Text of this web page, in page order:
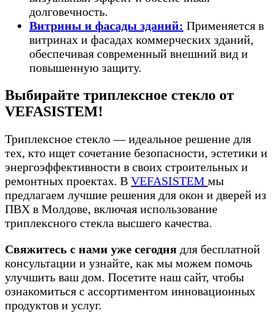
долговечность.
Витрины и фасады зданий: Применяется в
витринах и фасадах коммерческих зданий,
обеспечивая современный внешний вид и
повышенную защиту.
Выбирайте триплексное стекло от
VEFASISTEM!
Триплексное стекло — идеальное решение для
тех, кто ищет сочетание безопасности, эстетики и
энергоэффективности в своих строительных и
ремонтных проектах. В VEFASISTEM мы
предлагаем лучшие решения для окон и дверей из
ПВХ в Молдове, включая использование
триплексного стекла высшего качества.
Свяжитесь с нами уже сегодня для бесплатной
консультации и узнайте, как мы можем помочь
улучшить ваш дом. Посетите наш сайт, чтобы
ознакомиться с ассортиментом инновационных
продуктов и услуг.